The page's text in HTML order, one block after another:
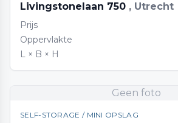
Livingstonelaan 750 , Utrecht
Prijs
Oppervlakte
L × B × H
Geen foto
SELF-STORAGE / MINI OPSLAG